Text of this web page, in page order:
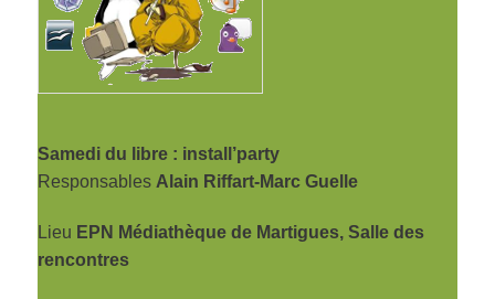
Samedi du libre : install’party
ResponsablesAlain Riffart-Marc Guelle
Lieu EPN Médiathèque de Martigues, Salle des
rencontres